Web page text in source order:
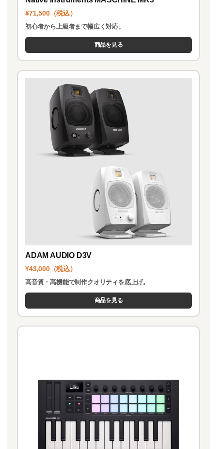
¥71,500（税込）
初心者から上級者まで幅広く対応。
商品を見る
ADAM AUDIO D3V
¥43,000（税込）
高音質・高機能で制作クオリティを底上げ。
商品を見る